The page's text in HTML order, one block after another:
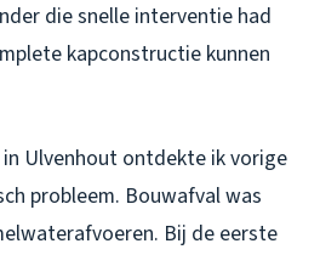
die snelle interventie had
kapconstructie kunnen
Ulvenhout ontdekte ik vorige
probleem. Bouwafval was
Bij de eerste